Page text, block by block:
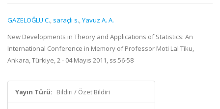
GAZELOĞLU C., saraçlı s.,Yavuz A. A.
New Developments in Theory and Applications of Statistics: An
International Conference in Memory of Professor Moti Lal Tiku,
Ankara, Türkiye, 2 - 04 Mayıs 2011, ss.56-58
Yayın Türü: Bildiri / Özet Bildiri